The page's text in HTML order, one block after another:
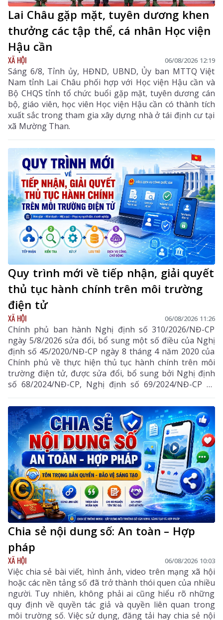
Lai Châu gặp mặt, tuyên dương khen
thưởng các tập thể, cá nhân Học viện
Hậu cần
XÃ HỘI 06/08/2026 12:19
Sáng 6/8, Tỉnh ủy, HĐND, UBND, Ủy ban MTTQ Việt
Nam tỉnh Lai Châu phối hợp với Học viện Hậu cần và
Bộ CHQS tỉnh tổ chức buổi gặp mặt, tuyên dương cán
bộ, giáo viên, học viên Học viện Hậu cần có thành tích
xuất sắc trong tham gia xây dựng nhà ở tái định cư tại
xã Mường Than.
Quy trình mới về tiếp nhận, giải quyết
thủ tục hành chính trên môi trường
điện tử
XÃ HỘI 06/08/2026 11:26
Chính phủ ban hành Nghị định số 310/2026/NĐ-CP
ngày 5/8/2026 sửa đổi, bổ sung một số điều của Nghị
định số 45/2020/NĐ-CP ngày 8 tháng 4 năm 2020 của
Chính phủ về thực hiện thủ tục hành chính trên môi
trường điện tử, được sửa đổi, bổ sung bởi Nghị định
số 68/2024/NĐ-CP, Nghị định số 69/2024/NĐ-CP và
Nghị định số 118/2025/NĐ-CP.
Chia sẻ nội dung số: An toàn – Hợp
pháp
XÃ HỘI 06/08/2026 10:03
Việc chia sẻ bài viết, hình ảnh, video trên mạng xã hội
hoặc các nền tảng số đã trở thành thói quen của nhiều
người. Tuy nhiên, không phải ai cũng hiểu rõ những
quy định về quyền tác giả và quyền liên quan trong
môi trường số. Việc sử dụng, đăng tải hay chia sẻ nội